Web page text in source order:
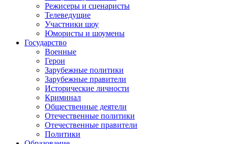
Режисеры и сценаристы
Телеведущие
Участники шоу
Юмористы и шоумены
Государство
Военные
Герои
Зарубежные политики
Зарубежные правители
Исторические личности
Криминал
Общественные деятели
Отечественные политики
Отечественные правители
Политики